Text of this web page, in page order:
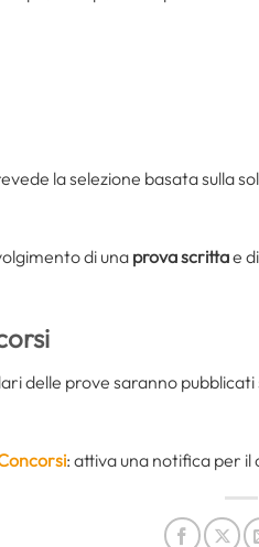
la selezione basata sulla
di una prova scrittae
delle prove saranno
: attiva una notifica per